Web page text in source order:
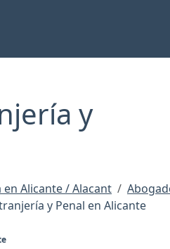
y
Alicante / Alacant
y Penal en Alicante